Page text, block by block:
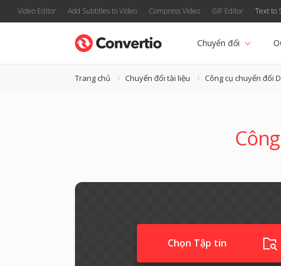
Video Editor Add Subtitles to Video Compress Video GIF Editor Text to
Chuyển đổi
Trang chủ Chuyển đổi tài liệu Công cụ chuyển đổi
Chọn Tập tin